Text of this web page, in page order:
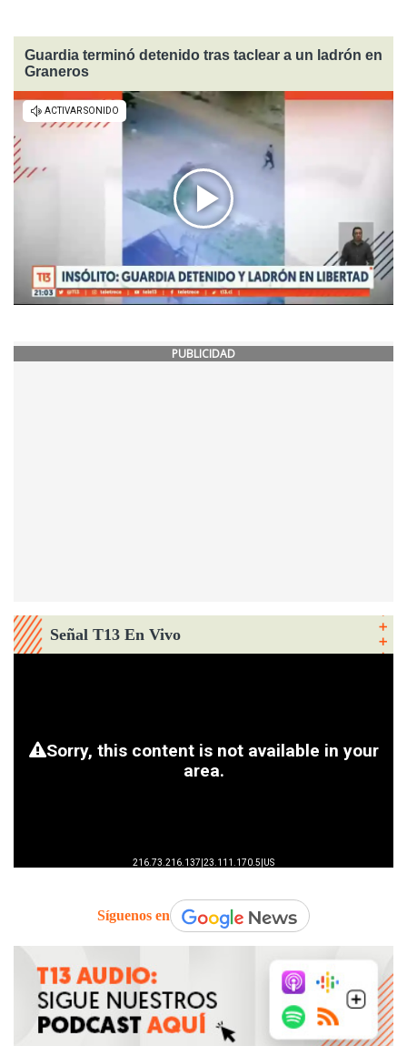
Guardia terminó detenido tras taclear a un ladrón en
Graneros
PUBLICIDAD
Señal T13 En Vivo
Síguenos en